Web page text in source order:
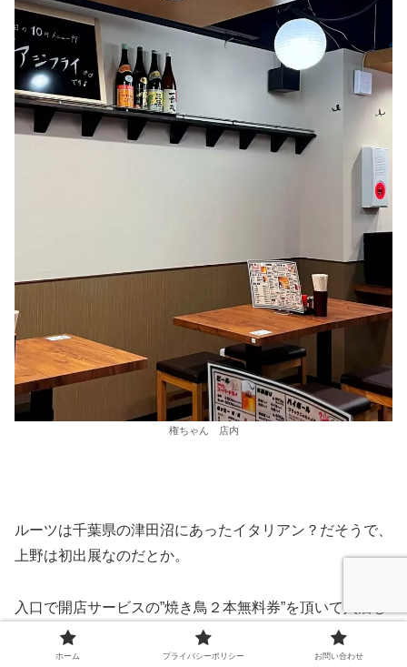
権ちゃん 店内
ルーツは千葉県の津田沼にあったイタリアン？だそうで、
上野は初出展なのだとか。
入口で開店サービスの”焼き鳥２本無料券”を頂いて入店し
ました。日替わりで１０円メニューも提供しているのだと
か。私が行った日はアジフライが１０円メニューでした。
ホーム プライバシーポリシー お問い合わせ